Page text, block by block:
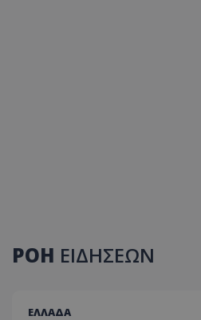
ΡΟΗ ΕΙΔΗΣΕΩΝ
ΕΛΛΑΔΑ